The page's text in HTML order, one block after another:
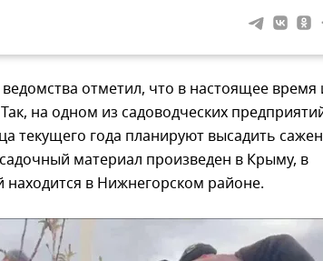
отметил, что в настоящее время
на одном из садоводческих
текущего года планируют высадить
материал произведен в Крыму, в
в Нижнегорском районе.